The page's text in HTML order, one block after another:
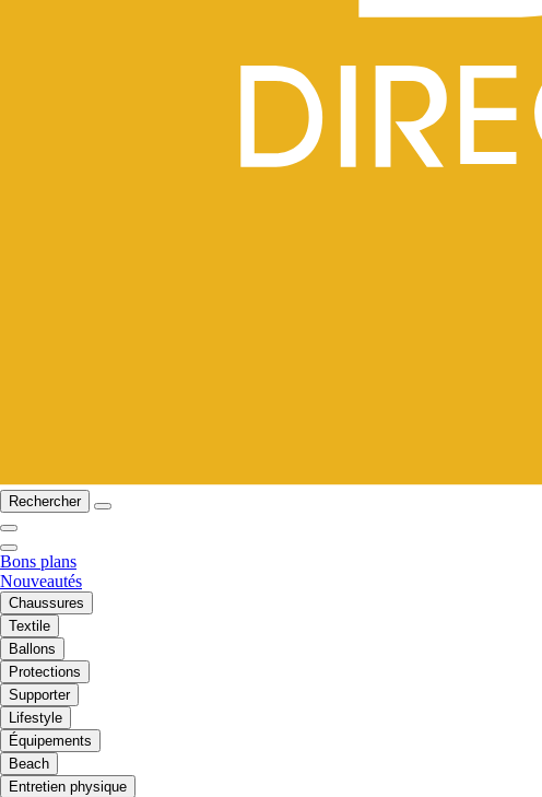
Rechercher
Bons plans
Nouveautés
Chaussures
Textile
Ballons
Protections
Supporter
Lifestyle
Équipements
Beach
Entretien physique